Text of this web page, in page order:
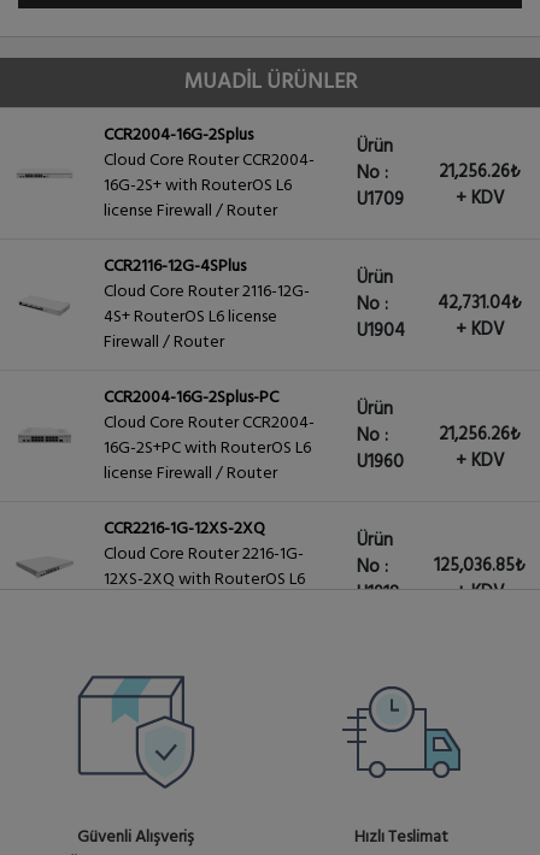
MUADİL ÜRÜNLER
CCR2004-16G-2Splus
Cloud Core Router CCR2004-
16G-2S+ with RouterOS L6
license Firewall / Router
Ürün
No :
U1709
21,256.26₺
+ KDV
CCR2116-12G-4SPlus
Cloud Core Router 2116-12G-
4S+ RouterOS L6 license
Firewall / Router
Ürün
No :
U1904
42,731.04₺
+ KDV
CCR2004-16G-2Splus-PC
Cloud Core Router CCR2004-
16G-2S+PC with RouterOS L6
license Firewall / Router
Ürün
No :
U1960
21,256.26₺
+ KDV
CCR2216-1G-12XS-2XQ
Cloud Core Router 2216-1G-
12XS-2XQ with RouterOS L6
Ürün
No :
U1918
125,036.85₺
+ KDV
CCR2004-1G-2XS-PCIe PCI-
express card with RouterOS L6
Firewall / Router
No :
U1921
Güvenli Alışveriş
Hızlı Teslimat